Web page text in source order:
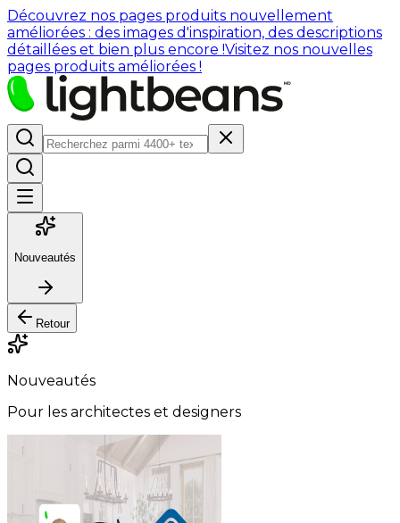
Découvrez nos pages produits nouvellement
améliorées : des images d'inspiration, des descriptions
détaillées et bien plus encore !Visitez nos nouvelles
pages produits améliorées !
Nouveautés
Retour
Nouveautés
Pour les architectes et designers